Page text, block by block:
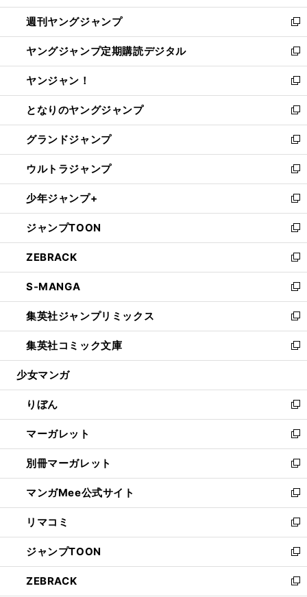
開
く
ウ
で
開
く
ン
ド
ウ
で
開
く
ウ
ィ
ン
ド
ウ
で
開
く
週刊ヤングジャンプ
新
し
い
ウ
ィ
ン
ド
ウ
で
開
く
ヤングジャンプ定期購読デジタル
新
し
い
ウ
ィ
ン
ド
ウ
で
開
く
ヤンジャン！
新
し
い
ウ
ィ
ン
ド
ウ
で
開
く
となりのヤングジャンプ
新
し
い
ウ
ィ
ン
ド
ウ
で
開
く
グランドジャンプ
新
し
い
ウ
ィ
ン
ド
ウ
で
開
く
ウルトラジャンプ
新
し
い
ウ
ィ
ン
ド
ウ
で
開
く
少年ジャンプ+
新
し
い
ウ
ィ
ン
ド
ウ
で
開
く
ジャンプTOON
新
し
い
ウ
ィ
ン
ド
ウ
で
開
ZEBRACK
新
し
い
ウ
ィ
ン
ド
ウ
開
く
S-MANGA
新
し
い
ウ
ィ
ン
ウ
で
開
く
集英社ジャンプリミックス
新
し
い
ウ
ン
ド
ウ
で
開
く
集英社コミック文庫
新
し
ウ
ィ
ン
ド
ウ
で
開
く
少女マンガ
りぼん
新
し
い
ウ
ィ
ン
ド
ウ
で
開
く
マーガレット
新
し
い
ウ
ィ
ン
ド
ウ
で
開
く
別冊マーガレット
新
し
い
ウ
ィ
ン
ド
ウ
で
マンガMee公式サイト
新
し
い
ウ
ィ
ン
ド
リマコミ
新
し
い
ウ
ィ
ジャンプTOON
新
し
い
ZEBRACK
新